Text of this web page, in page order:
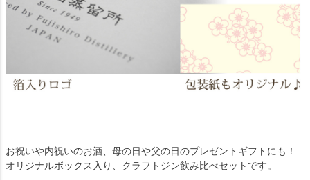
お祝いや内祝いのお酒、母の日や父の日のプレゼントギフトにも！
オリジナルボックス入り、クラフトジン飲み比べセットです。